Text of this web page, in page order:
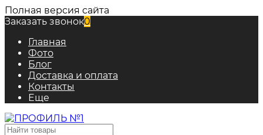
Полная версия сайта
Заказать звонок0
Главная
Фото
Блог
Доставка и оплата
Контакты
Еще